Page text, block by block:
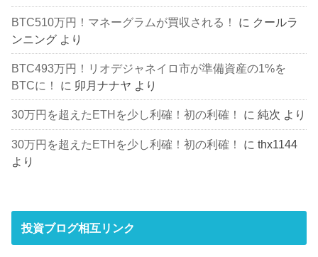
BTC510万円！マネーグラムが買収される！ に クールラ
ンニング より
BTC493万円！リオデジャネイロ市が準備資産の1%を
BTCに！
に 卯月ナナヤ より
30万円を超えたETHを少し利確！初の利確！ に純次 より
30万円を超えたETHを少し利確！初の利確！ にthx1144
より
投資ブログ相互リンク